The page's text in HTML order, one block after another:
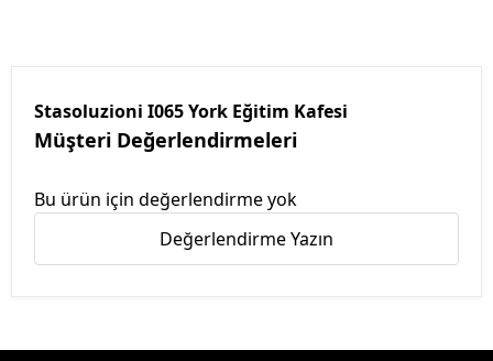
Stasoluzioni I065 York Eğitim Kafesi
Müşteri Değerlendirmeleri
Bu ürün için değerlendirme yok
Değerlendirme Yazın